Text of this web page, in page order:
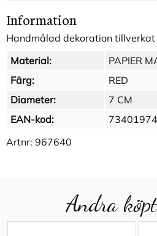
Information
Handmålad dekoration tillverkat
Material:
PAPIER
Färg:
RED
Diameter:
7 CM
EAN-kod:
Artnr: 967640
Andra